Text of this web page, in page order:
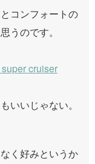
コンフォートの
うのです。
いいじゃない。
く好みというか